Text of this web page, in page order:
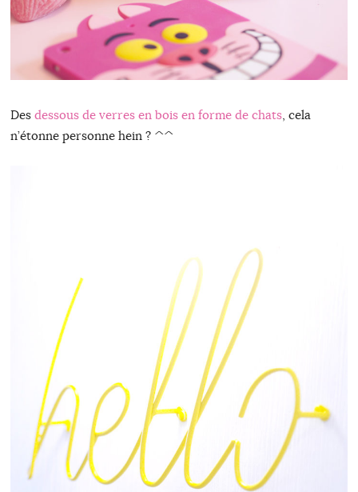
Des dessous de verres en bois en forme de chats, cela
n’étonne personne hein ? ^^